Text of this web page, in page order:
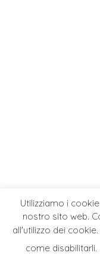
Utilizziamo i
nostro sito web.
all'utilizzo dei
come disabilitarli.